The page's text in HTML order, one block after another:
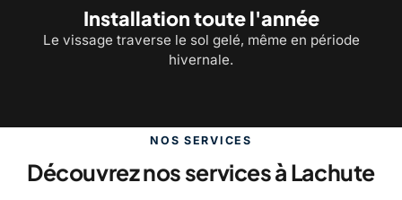
Installation toute l'année
Le vissage traverse le sol gelé, même en période
hivernale.
NOS SERVICES
Découvrez nos services à Lachute